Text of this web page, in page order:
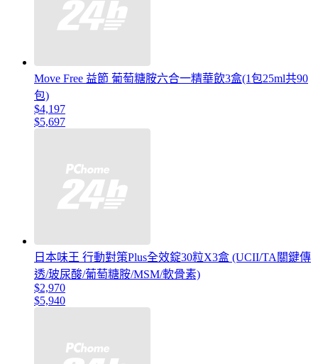
Move Free 益節 葡萄糖胺六合一精華飲3盒(1包25ml共90
包)
$4,197
$5,697
日本味王 行動對策Plus全效錠30粒X3盒 (UCII/TA關鍵傳
透/玻尿酸/葡萄糖胺/MSM/軟骨素)
$2,970
$5,940